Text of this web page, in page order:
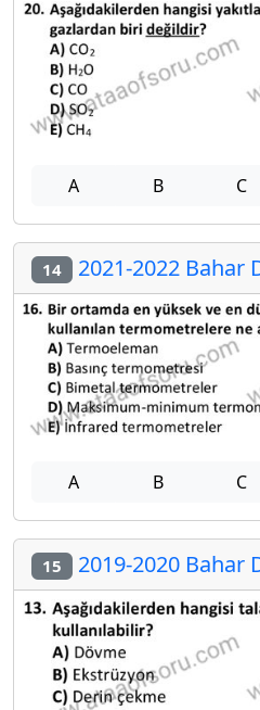
A B C
14 2021-2022 Bahar
A B C
15 2019-2020 Bahar